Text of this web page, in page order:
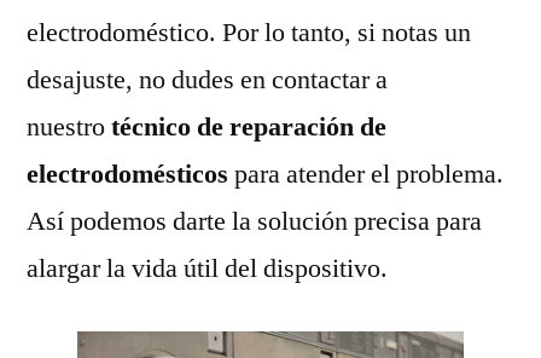
electrodoméstico. Por lo tanto, si notas un
desajuste, no dudes en contactar a
nuestrotécnico de reparación de
electrodomésticos para atender el problema.
Así podemos darte la solución precisa para
alargar la vida útil del dispositivo.